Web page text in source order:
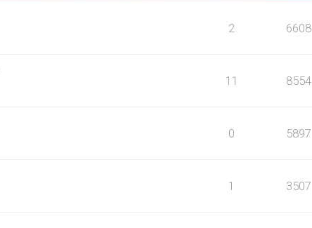
2 6608
11 8554
0 5897
1 3507